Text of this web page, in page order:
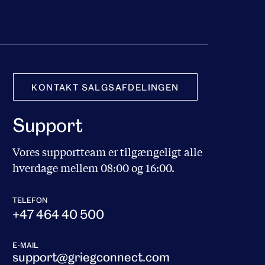
KONTAKT SALGSAFDELINGEN
Support
Vores supportteam er tilgængeligt alle
hverdage mellem 08:00 og 16:00.
TELEFON
+47 464 40 500
E-MAIL
support@griegconnect.com